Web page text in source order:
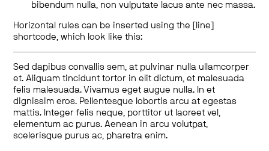
bibendum nulla, non vulputate lacus ante nec massa.
Horizontal rules can be inserted using the [line]
shortcode, which look like this:
Sed dapibus convallis sem, at pulvinar nulla ullamcorper
et. Aliquam tincidunt tortor in elit dictum, et malesuada
felis malesuada. Vivamus eget augue nulla. In et
dignissim eros. Pellentesque lobortis arcu at egestas
mattis. Integer felis neque, porttitor ut laoreet vel,
elementum ac purus. Aenean in arcu volutpat,
scelerisque purus ac, pharetra enim.